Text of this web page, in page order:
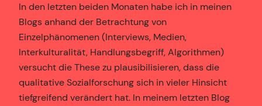
In den letzten beiden Monaten habe ich in meinen
Blogs anhand der Betrachtung von
Einzelphänomenen (Interviews, Medien,
Interkulturalität, Handlungsbegriff, Algorithmen)
versucht die These zu plausibilisieren, dass die
qualitative Sozialforschung sich in vieler Hinsicht
tiefgreifend verändert hat. In meinem letzten Blog